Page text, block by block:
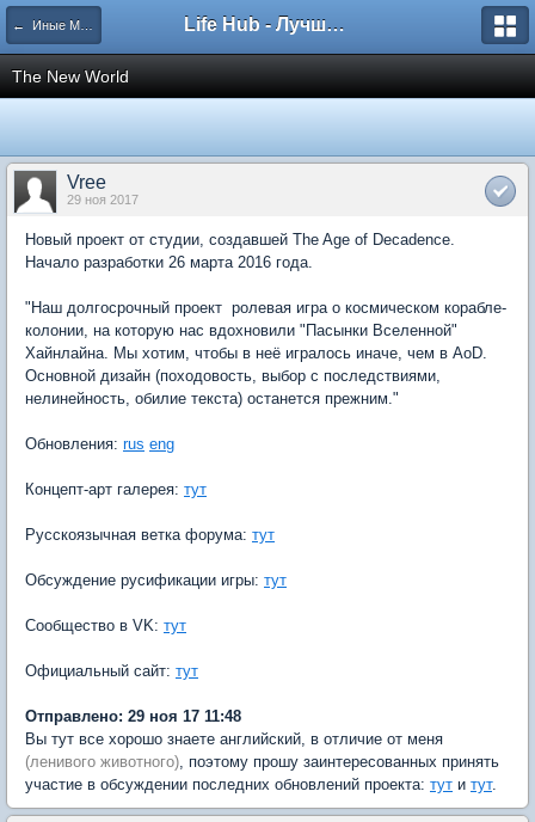
← Иные Миры Life Hub - Лучшие компьютерные игры мира
The New World
Vree
29 ноя 2017
Новый проект от студии, создавшей The Age of Decadence.
Начало разработки 26 марта 2016 года.
"Наш долгосрочный проект  ролевая игра о космическом корабле-
колонии, на которую нас вдохновили "Пасынки Вселенной"
Хайнлайна. Мы хотим, чтобы в неё игралось иначе, чем в AoD.
Основной дизайн (походовость, выбор с последствиями,
нелинейность, обилие текста) останется прежним."
Обновления: rus eng
Концепт-арт галерея: тут
Русскоязычная ветка форума: тут
Обсуждение русификации игры: тут
Сообщество в VK: тут
Официальный сайт: тут
Отправлено: 29 ноя 17 11:48
Вы тут все хорошо знаете английский, в отличие от меня
(ленивого животного), поэтому прошу заинтересованных принять
участие в обсуждении последних обновлений проекта: тут и тут.